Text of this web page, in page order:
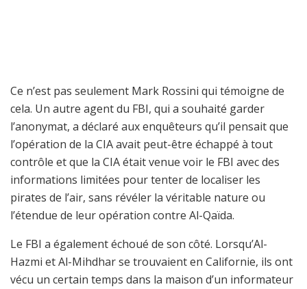
Ce n’est pas seulement Mark Rossini qui témoigne de
cela. Un autre agent du FBI, qui a souhaité garder
l’anonymat, a déclaré aux enquêteurs qu’il pensait que
l’opération de la CIA avait peut-être échappé à tout
contrôle et que la CIA était venue voir le FBI avec des
informations limitées pour tenter de localiser les
pirates de l’air, sans révéler la véritable nature ou
l’étendue de leur opération contre Al-Qaïda.
Le FBI a également échoué de son côté. Lorsqu’Al-
Hazmi et Al-Mihdhar se trouvaient en Californie, ils ont
vécu un certain temps dans la maison d’un informateur